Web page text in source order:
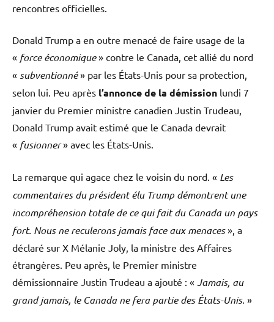
rencontres officielles.
Donald Trump a en outre menacé de faire usage de la
« force économique» contre le Canada, cet allié du nord
« subventionné» par les États-Unis pour sa protection,
selon lui. Peu après l’annonce de la démission lundi 7
janvier du Premier ministre canadien Justin Trudeau,
Donald Trump avait estimé que le Canada devrait
« fusionner» avec les États-Unis.
La remarque qui agace chez le voisin du nord. « Les
commentaires du président élu Trump démontrent une
incompréhension totale de ce qui fait du Canada un pays
fort. Nous ne reculerons jamais face aux menaces», a
déclaré sur X Mélanie Joly, la ministre des Affaires
étrangères. Peu après, le Premier ministre
démissionnaire Justin Trudeau a ajouté : « Jamais, au
grand jamais, le Canada ne fera partie des États-Unis. »